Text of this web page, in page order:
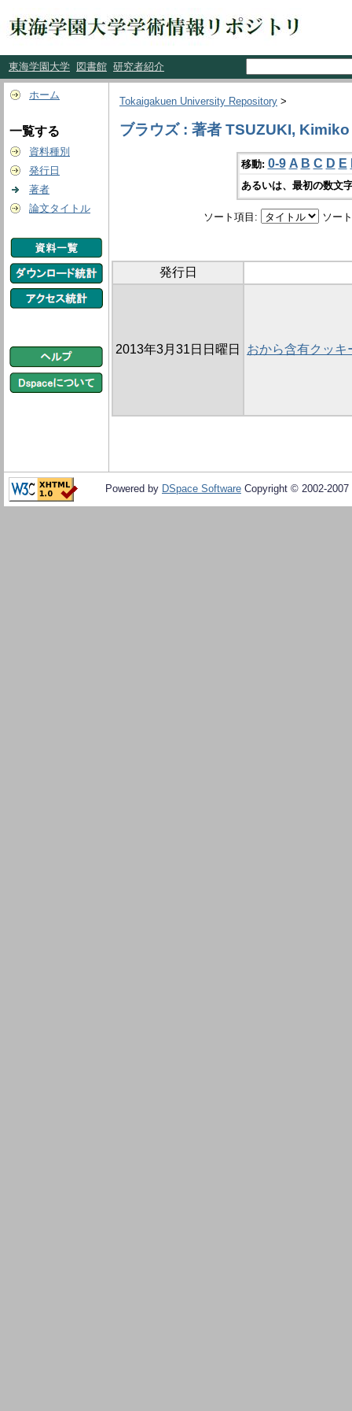
東海学園大学 図書館 研究者紹介
ホーム
一覧する
資料種別
発行日
著者
論文タイトル
Tokaigakuen University Repository >
ブラウズ : 著者 TSUZUKI, Kimiko
移動: 0-9 A B C D E
あるいは、最初の数文
ソート項目: ソー
発行日
2013年3月31日日曜日 おから含有クッ
Powered by DSpace Software Copyright © 2002-2007